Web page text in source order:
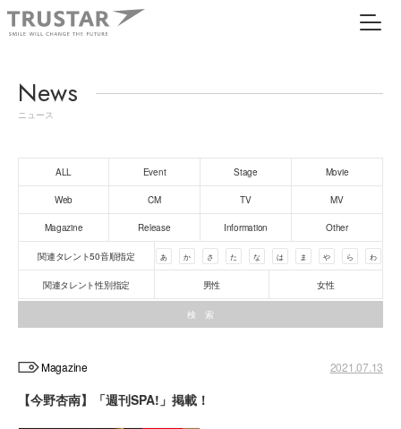
News
ニュース
ALL Event Stage Movie
Web CM TV MV
Magazine Release Information Other
関連タレント50音順指定 あ か さ た な は ま や ら わ
関連タレント性別指定 男性 女性
Magazine 2021.07.13
【今野杏南】「週刊SPA!」掲載！